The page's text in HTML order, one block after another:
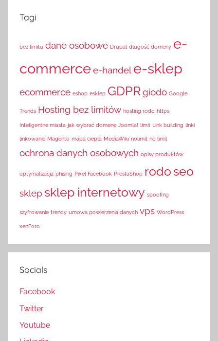
Tagi
bez limitu dane osobowe Drupal długość domeny e-
commercee-handel e-sklep
ecommerce eshop esklep GDPRgiodo Google
Trends Hosting bez limitów hosting rodo https
Inteligentne miasta jak wybrać domenę Joomla! limit Link building linki
linkowanie Magento mapa ciepła MediaWiki nolimit no limit
ochrona danych osobowych opisy produktów
optymalizacja phising Pixel Facebook PrestaShop rodo seo
sklep sklep internetowy spoofing
szyfrowanie trendy umowa powierzenia danych vps WordPress
xenForo
Socials
Facebook
Twitter
Youtube